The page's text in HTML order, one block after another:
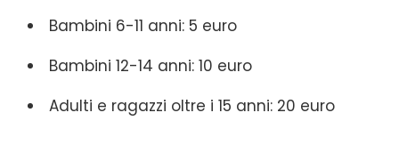
Bambini 6-11 anni: 5 euro
Bambini 12-14 anni: 10 euro
Adulti e ragazzi oltre i 15 anni: 20 euro